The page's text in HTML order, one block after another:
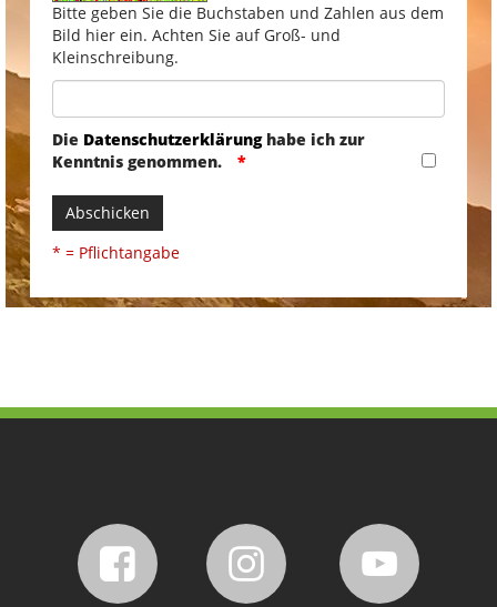
Bitte geben Sie die Buchstaben und Zahlen aus dem
Bild hier ein. Achten Sie auf Groß- und
Kleinschreibung.
Die Datenschutzerklärunghabe ich zur
Kenntnis genommen.
Abschicken
* = Pflichtangabe